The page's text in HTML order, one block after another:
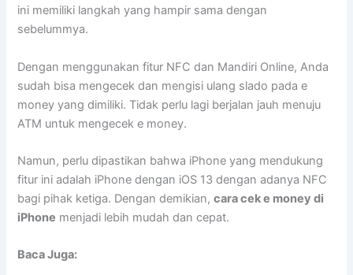
ini memiliki langkah yang hampir sama dengan
sebelummya.
Dengan menggunakan fitur NFC dan Mandiri Online, Anda
sudah bisa mengecek dan mengisi ulang slado pada e
money yang dimiliki. Tidak perlu lagi berjalan jauh menuju
ATM untuk mengecek e money.
Namun, perlu dipastikan bahwa iPhone yang mendukung
fitur ini adalah iPhone dengan iOS 13 dengan adanya NFC
bagi pihak ketiga. Dengan demikian,cara cek e money di
iPhone menjadi lebih mudah dan cepat.
Baca Juga: